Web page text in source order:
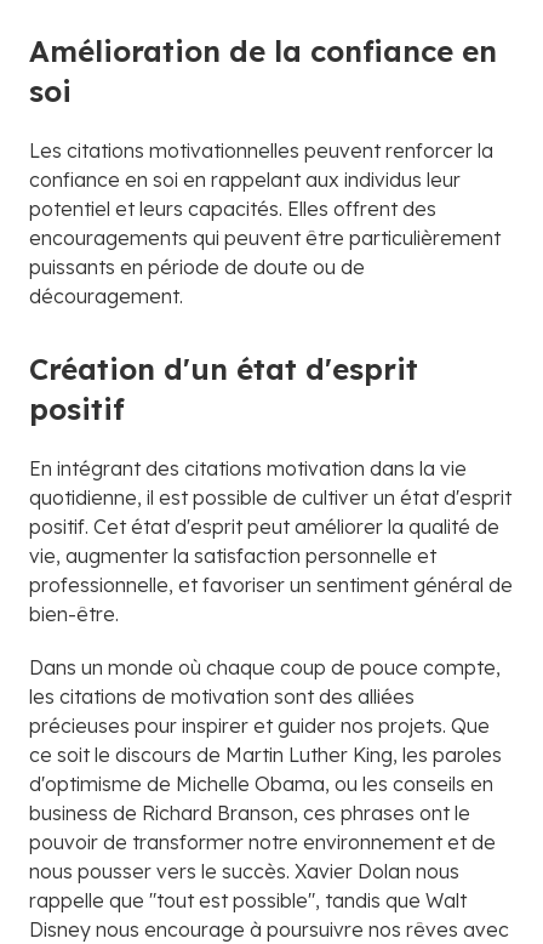
Amélioration de la confiance en
soi
Les citations motivationnelles peuvent renforcer la
confiance en soi en rappelant aux individus leur
potentiel et leurs capacités. Elles offrent des
encouragements qui peuvent être particulièrement
puissants en période de doute ou de
découragement.
Création d'un état d'esprit
positif
En intégrant des citations motivation dans la vie
quotidienne, il est possible de cultiver un état d'esprit
positif. Cet état d'esprit peut améliorer la qualité de
vie, augmenter la satisfaction personnelle et
professionnelle, et favoriser un sentiment général de
bien-être.
Dans un monde où chaque coup de pouce compte,
les citations de motivation sont des alliées
précieuses pour inspirer et guider nos projets. Que
ce soit le discours de Martin Luther King, les paroles
d'optimisme de Michelle Obama, ou les conseils en
business de Richard Branson, ces phrases ont le
pouvoir de transformer notre environnement et de
nous pousser vers le succès. Xavier Dolan nous
rappelle que "tout est possible", tandis que Walt
Disney nous encourage à poursuivre nos rêves avec